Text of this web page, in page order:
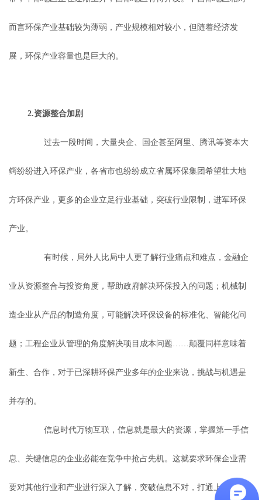
而言环保产业基础较为薄弱，产业规模相对较小，但随着经济发
展，环保产业容量也是巨大的。
2.资源整合加剧
过去一段时间，大量央企、国企甚至阿里、腾讯等资本大
鳄纷纷进入环保产业，各省市也纷纷成立省属环保集团希望壮大地
方环保产业，更多的企业立足行业基础，突破行业限制，进军环保
产业。
有时候，局外人比局中人更了解行业痛点和难点，金融企
业从资源整合与投资角度，帮助政府解决环保投入的问题；机械制
造企业从产品的制造角度，可能解决环保设备的标准化、智能化问
题；工程企业从管理的角度解决项目成本问题……颠覆同样意味着
新生、合作，对于已深耕环保产业多年的企业来说，挑战与机遇是
并存的。
信息时代万物互联，信息就是最大的资源，掌握第一手信
息、关键信息的企业必能在竞争中抢占先机。这就要求环保企业需
要对其他行业和产业进行深入了解，突破信息不对，打通上下游。